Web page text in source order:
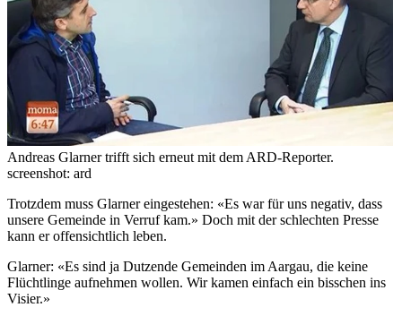
Andreas Glarner trifft sich erneut mit dem ARD-Reporter.
screenshot: ard
Trotzdem muss Glarner eingestehen: «Es war für uns negativ, dass
unsere Gemeinde in Verruf kam.» Doch mit der schlechten Presse
kann er offensichtlich leben.
Glarner: «Es sind ja Dutzende Gemeinden im Aargau, die keine
Flüchtlinge aufnehmen wollen. Wir kamen einfach ein bisschen ins
Visier.»